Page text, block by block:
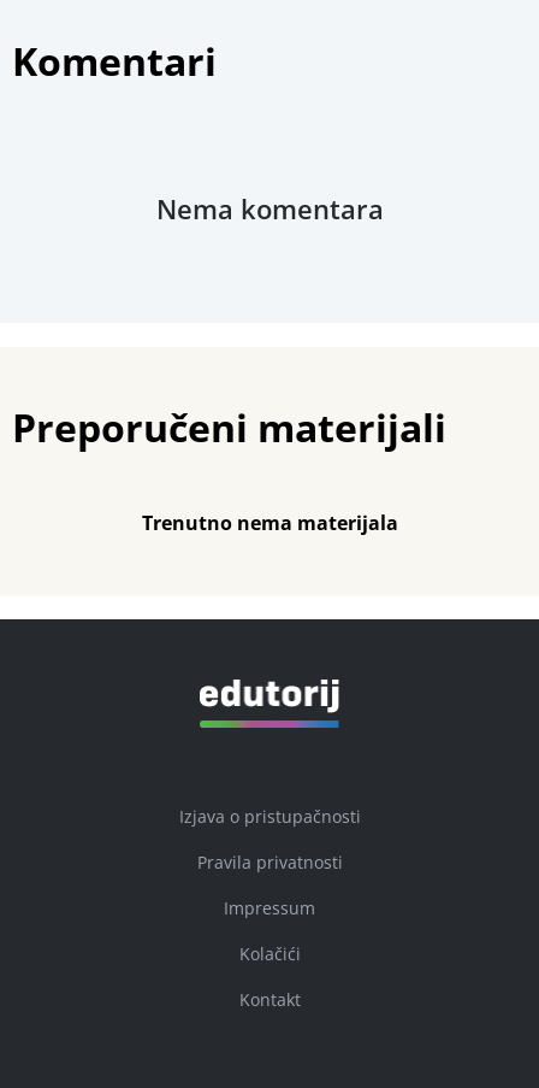
Komentari
Nema komentara
Preporučeni materijali
Trenutno nema materijala
Izjava o pristupačnosti
Pravila privatnosti
Impressum
Kolačići
Kontakt